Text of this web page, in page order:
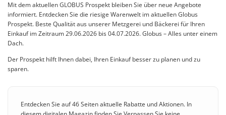
Mit dem aktuellen GLOBUS Prospekt bleiben Sie über neue Angebote
informiert. Entdecken Sie die riesige Warenwelt im aktuellen Globus
Prospekt. Beste Qualität aus unserer Metzgerei und Bäckerei für Ihren
Einkauf im Zeitraum 29.06.2026 bis 04.07.2026. Globus – Alles unter einem
Dach.
Der Prospekt hilft Ihnen dabei, Ihren Einkauf besser zu planen und zu
sparen.
Entdecken Sie auf 46 Seiten aktuelle Rabatte und Aktionen. In